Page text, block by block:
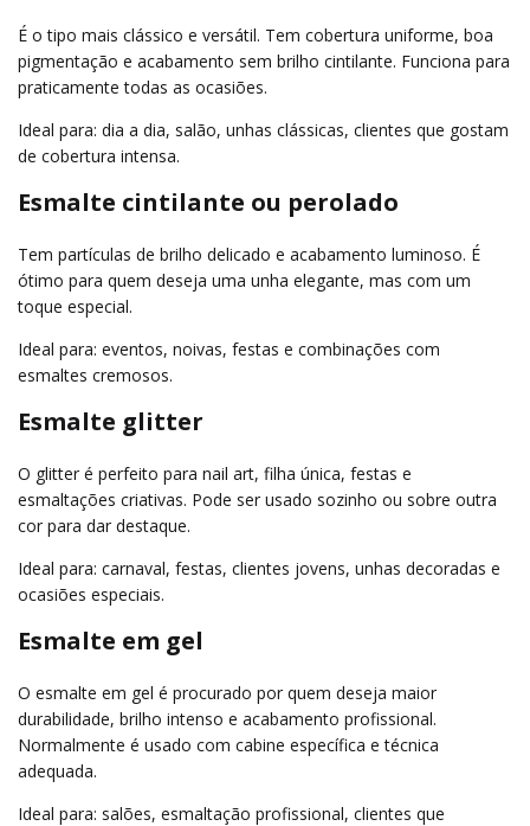
É o tipo mais clássico e versátil. Tem cobertura uniforme, boa
pigmentação e acabamento sem brilho cintilante. Funciona para
praticamente todas as ocasiões.
Ideal para: dia a dia, salão, unhas clássicas, clientes que gostam
de cobertura intensa.
Esmalte cintilante ou perolado
Tem partículas de brilho delicado e acabamento luminoso. É
ótimo para quem deseja uma unha elegante, mas com um
toque especial.
Ideal para: eventos, noivas, festas e combinações com
esmaltes cremosos.
Esmalte glitter
O glitter é perfeito para nail art, filha única, festas e
esmaltações criativas. Pode ser usado sozinho ou sobre outra
cor para dar destaque.
Ideal para: carnaval, festas, clientes jovens, unhas decoradas e
ocasiões especiais.
Esmalte em gel
O esmalte em gel é procurado por quem deseja maior
durabilidade, brilho intenso e acabamento profissional.
Normalmente é usado com cabine específica e técnica
adequada.
Ideal para: salões, esmaltação profissional, clientes que